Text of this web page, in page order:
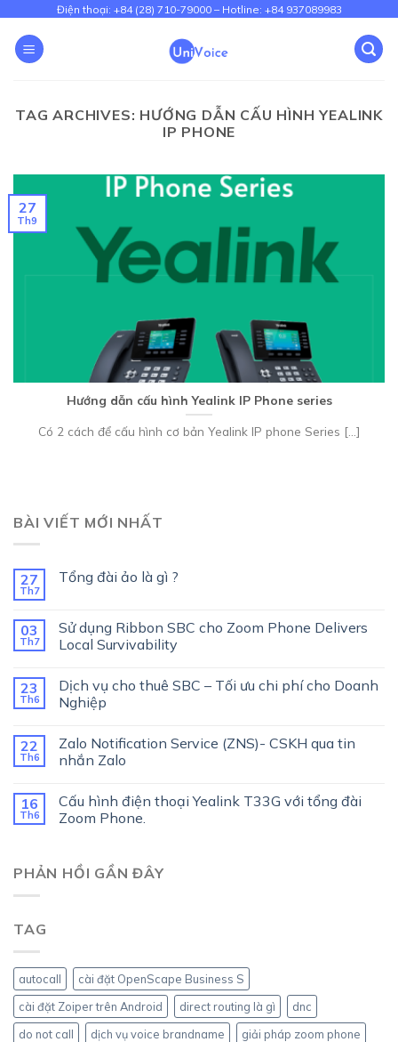
content
Điện thoại: +84 (28) 710-79000 – Hotline: +84 937089983
TAG ARCHIVES: HƯỚNG DẪN CẤU HÌNH YEALINK
IP PHONE
Hướng dẫn cấu hình Yealink IP Phone series
Có 2 cách để cấu hình cơ bản Yealink IP phone Series [...]
27
Th9
BÀI VIẾT MỚI NHẤT
27
Th7
Tổng đài ảo là gì ?
03
Th7
Sử dụng Ribbon SBC cho Zoom Phone Delivers
Local Survivability
23
Th6
Dịch vụ cho thuê SBC – Tối ưu chi phí cho Doanh
Nghiệp
22
Th6
Zalo Notification Service (ZNS)- CSKH qua tin
nhắn Zalo
16
Th6
Cấu hình điện thoại Yealink T33G với tổng đài
Zoom Phone.
PHẢN HỒI GẦN ĐÂY
TAG
autocall
cài đặt OpenScape Business S
cài đặt Zoiper trên Android
direct routing là gì
dnc
do not call
dịch vụ voice brandname
giải pháp zoom phone